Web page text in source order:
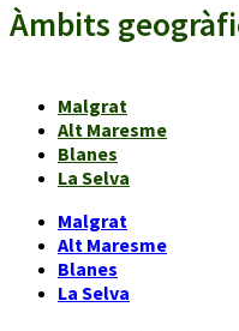
Àmbits
Malgrat
Alt Maresme
Blanes
La Selva
Malgrat
Alt Maresme
Blanes
La Selva